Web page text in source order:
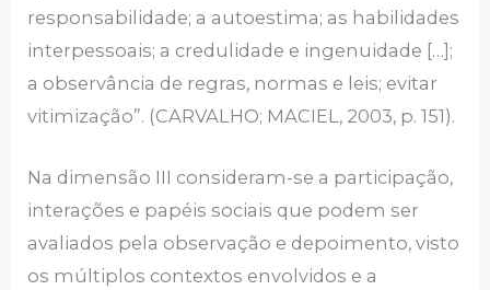
responsabilidade; a autoestima; as habilidades
interpessoais; a credulidade e ingenuidade […];
a observância de regras, normas e leis; evitar
vitimização”. (CARVALHO; MACIEL, 2003, p. 151).
Na dimensão III consideram-se a participação,
interações e papéis sociais que podem ser
avaliados pela observação e depoimento, visto
os múltiplos contextos envolvidos e a